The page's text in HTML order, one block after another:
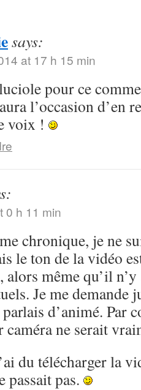
says:
at 17 h 15 min
pour ce
l’occasion d’en
voix !
0 h 11 min
chronique, je ne
le ton de la vidéo
même qu’il
Je me demande
d’animé. Par
caméra ne serait
du télécharger la
passait pas.